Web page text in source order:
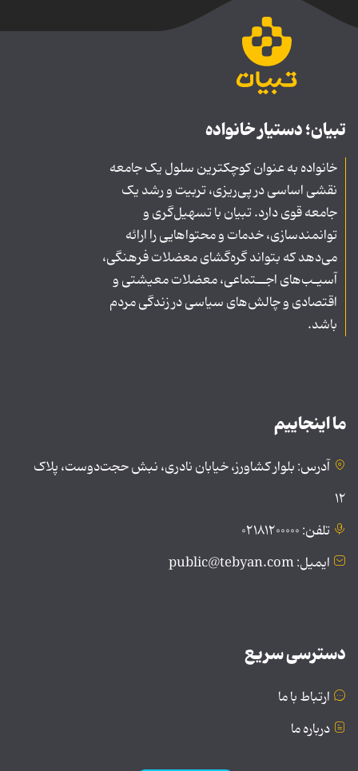
تبیان؛ دستیار خانواده
خانواده به عنوان کوچکترین سلول یک جامعه
نقشی اساسی در پی‌ریزی، تربیت و رشد یک
جامعه قوی دارد. تبیان با تسهیل‌گری و
توانمندسازی، خدمات و محتواهایی را ارائه
می‌دهد که بتواند گره‌گشای معضلات فرهنگی،
آسیـب‌های اجــتماعی، معضلات معیشتی و
اقتصادی و چالش‌های سیاسی در زندگی مردم
باشد.
ما اینجاییم
آدرس: بلوار کشاورز، خیابان نادری، نبش حجت‌دوست، پلاک
۱۲
تلفن: ۰۲۱۸۱۲۰۰۰۰۰
ایمیل: public@tebyan.com
دسترسی سریع
ارتباط با ما
درباره ما